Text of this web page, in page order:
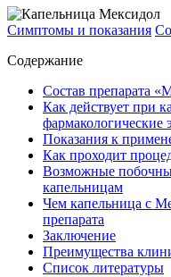
Симптомы и показания
Содержание
Состав препарата
Как действует при
фармакологические
Показания к
Как проходит
Возможные
капельницам
Чем капельница с
препарата
Заключение
Преимущества
Список литературы